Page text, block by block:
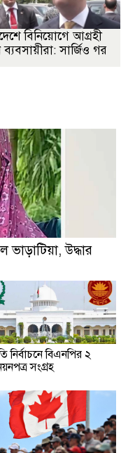
বিনিয়োগে আগ্রহী
ব্যবসায়ীরা: সার্জিও গর
উদ্ধার
নির্বাচনে বিএনপির ২
সংগ্রহ